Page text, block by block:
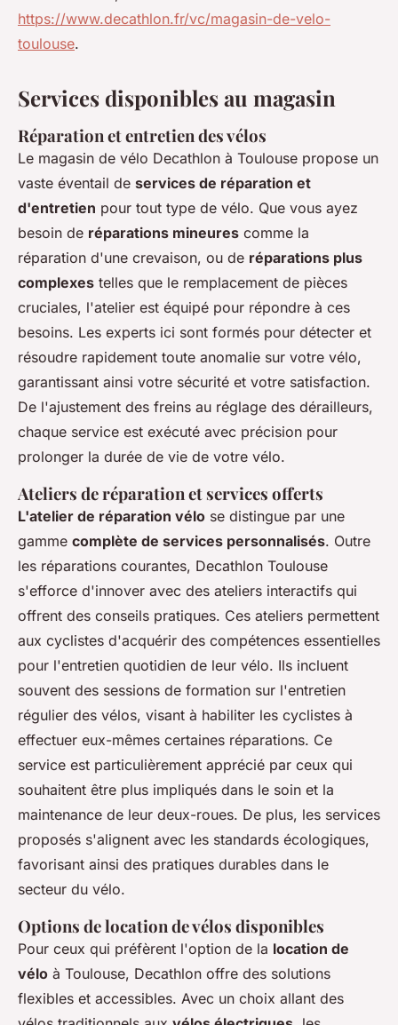
https://www.decathlon.fr/vc/magasin-de-velo-
toulouse.
Services disponibles au magasin
Réparation et entretien des vélos
Le magasin de vélo Decathlon à Toulouse propose un
vaste éventail de services de réparation et
d'entretien pour tout type de vélo. Que vous ayez
besoin de réparations mineures comme la
réparation d'une crevaison, ou de réparations plus
complexes telles que le remplacement de pièces
cruciales, l'atelier est équipé pour répondre à ces
besoins. Les experts ici sont formés pour détecter et
résoudre rapidement toute anomalie sur votre vélo,
garantissant ainsi votre sécurité et votre satisfaction.
De l'ajustement des freins au réglage des dérailleurs,
chaque service est exécuté avec précision pour
prolonger la durée de vie de votre vélo.
Ateliers de réparation et services offerts
L'atelier de réparation vélo se distingue par une
gamme complète de services personnalisés. Outre
les réparations courantes, Decathlon Toulouse
s'efforce d'innover avec des ateliers interactifs qui
offrent des conseils pratiques. Ces ateliers permettent
aux cyclistes d'acquérir des compétences essentielles
pour l'entretien quotidien de leur vélo. Ils incluent
souvent des sessions de formation sur l'entretien
régulier des vélos, visant à habiliter les cyclistes à
effectuer eux-mêmes certaines réparations. Ce
service est particulièrement apprécié par ceux qui
souhaitent être plus impliqués dans le soin et la
maintenance de leur deux-roues. De plus, les services
proposés s'alignent avec les standards écologiques,
favorisant ainsi des pratiques durables dans le
secteur du vélo.
Options de location de vélos disponibles
Pour ceux qui préfèrent l'option de la location de
vélo à Toulouse, Decathlon offre des solutions
flexibles et accessibles. Avec un choix allant des